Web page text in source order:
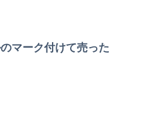
マーク付けて売った